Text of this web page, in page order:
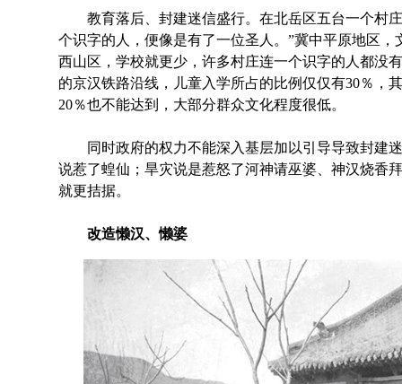
教育落后、封建迷信盛行。在北岳区五台一个村庄
个识字的人，便像是有了一位圣人。”冀中平原地区
西山区，学校就更少，许多村庄连一个识字的人都没
的京汉铁路沿线，儿童入学所占的比例仅仅有30％，
20％也不能达到，大部分群众文化程度很低。
同时政府的权力不能深入基层加以引导导致封建迷
说惹了蝗仙；旱灾说是惹怒了河神请巫婆、神汉烧香
就更拮据。
改造懒汉、懒婆